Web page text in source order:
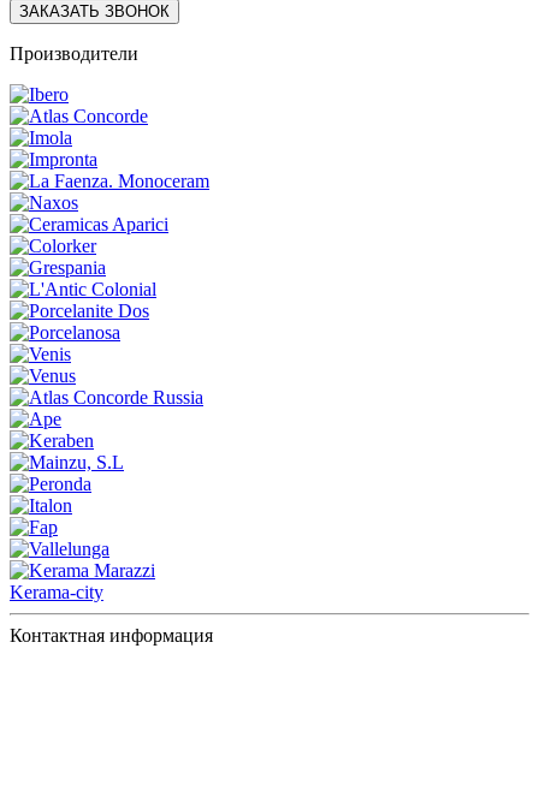
ЗАКАЗАТЬ ЗВОНОК
Производители
Kerama-city
Контактная информация